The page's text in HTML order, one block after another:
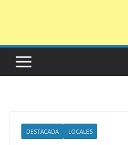
DESTACADA LOCALES